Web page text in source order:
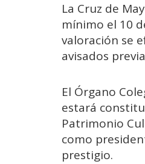
La Cruz de
mínimo el 10
valoración se
avisados
El Órgano
estará
Patrimonio
como
prestigio.